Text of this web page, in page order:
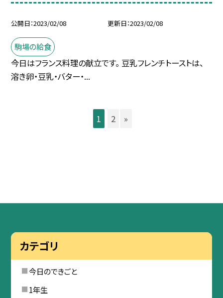
公開日 2023/02/08 更新日 2023/02/08
駒場の給食
今日はフランス料理の献立です。 豆乳フレンチトーストは、
溶き卵・豆乳・バター・...
1 2 »
カテゴリ
今日のできごと
1年生